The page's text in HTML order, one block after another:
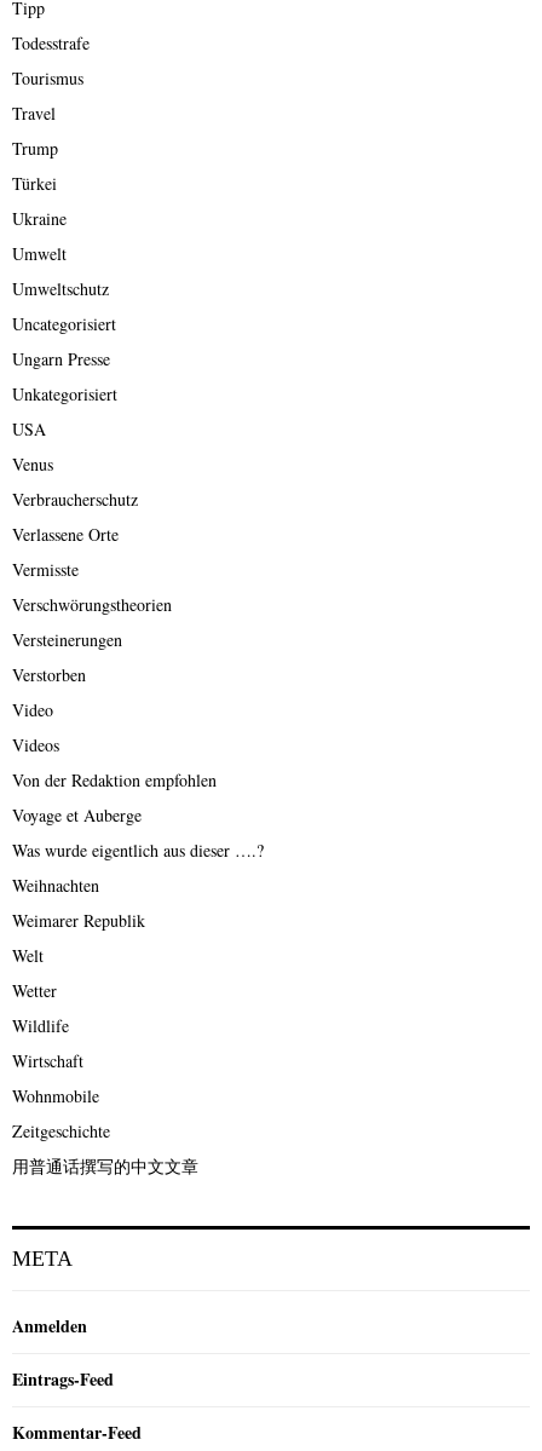
Tipp
Todesstrafe
Tourismus
Travel
Trump
Türkei
Ukraine
Umwelt
Umweltschutz
Uncategorisiert
Ungarn Presse
Unkategorisiert
USA
Venus
Verbraucherschutz
Verlassene Orte
Vermisste
Verschwörungstheorien
Versteinerungen
Verstorben
Video
Videos
Von der Redaktion empfohlen
Voyage et Auberge
Was wurde eigentlich aus dieser ….?
Weihnachten
Weimarer Republik
Welt
Wetter
Wildlife
Wirtschaft
Wohnmobile
Zeitgeschichte
用普通话撰写的中文文章
META
Anmelden
Eintrags-Feed
Kommentar-Feed